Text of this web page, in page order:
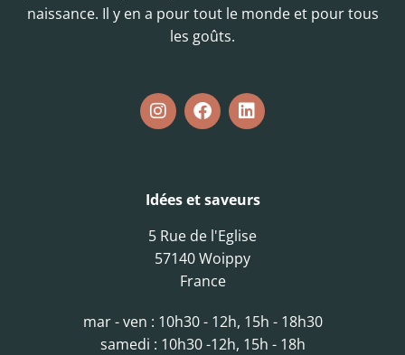
naissance. Il y en a pour tout le monde et pour tous
les goûts.
Idées et saveurs
5 Rue de l'Eglise
57140 Woippy
France
mar - ven : 10h30 - 12h, 15h - 18h30
samedi : 10h30 -12h, 15h - 18h